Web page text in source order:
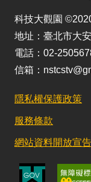
科技大觀園
地址：臺北市大
電話：02-
信箱：
隱私權保護政策
服務條款
網站資料開放宣告